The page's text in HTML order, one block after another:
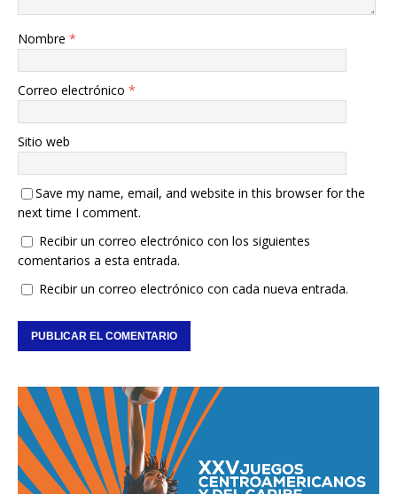
Nombre *
Correo electrónico *
Sitio web
Save my name, email, and website in this browser for the
next time I comment.
Recibir un correo electrónico con los siguientes
comentarios a esta entrada.
Recibir un correo electrónico con cada nueva entrada.